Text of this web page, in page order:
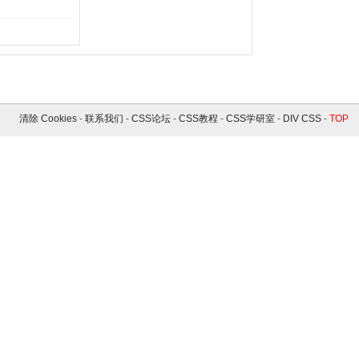
清除 Cookies- 联系我们 - CSS论坛- CSS教程 - CSS学研室- DIV CSS- TOP